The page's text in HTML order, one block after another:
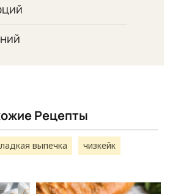
Рецепты
выпечка чизкейк